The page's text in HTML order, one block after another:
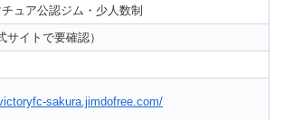
ュア公認ジム・少人数制
イトで要確認）
sakura.jimdofree.com/